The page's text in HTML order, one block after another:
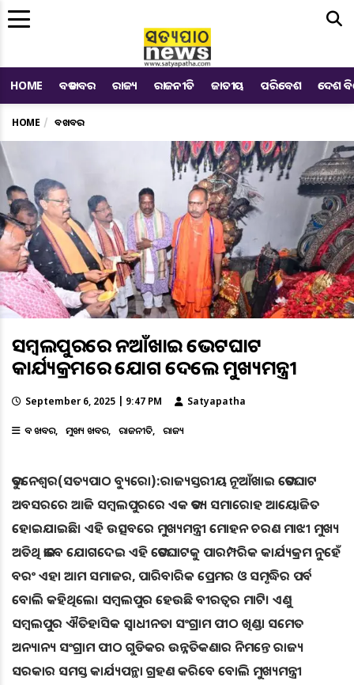
HOME ବଡ ଖବର ରାଜ୍ୟ ରାଜନୀତି ଜାତୀୟ ପରିବେଶ ଦେଶ
HOME ବଡ ଖବର
ସମ୍ବଲପୁରରେ ନୂଆଁଖାଇ ଭେଟଘାଟ
କାର୍ଯ୍ୟକ୍ରମରେ ଯୋଗ ଦେଲେ ମୁଖ୍ୟମନ୍ତ୍ରୀ
September 6, 2025 | 9:47 PM Satyapatha
ବଡ ଖବର ମୁଖ୍ୟ ଖବର ରାଜନୀତି ରାଜ୍ୟ
ଭୁବନେଶ୍ୱର(ସତ୍ୟପାଠ ବ୍ୟୁରୋ):ରାଜ୍ୟସ୍ତରୀୟ ନୂଆଁଖାଇ ଭେଟଘାଟ
ଅବସରରେ ଆଜି ସମ୍ବଲପୁରରେ ଏକ ଭବ୍ୟ ସମାରୋହ ଆୟୋଜିତ
ହୋଇଯାଇଛି। ଏହି ଉତ୍ସବରେ ମୁଖ୍ୟମନ୍ତ୍ରୀ ମୋହନ ଚରଣ ମାଝୀ ମୁଖ୍ୟ
ଅତିଥି ଭାବେ ଯୋଗଦେଇ ଏହି ଭେଟଘାଟକୁ ପାରମ୍ପରିକ କାର୍ଯ୍ୟକ୍ରମ ନୁହେଁ
ବରଂ ଏହା ଆମ ସମାଜର, ପାରିବାରିକ ପ୍ରେମର ଓ ସମୃଦ୍ଧିର ପର୍ବ
ବୋଲି କହିଥିଲେ। ସମ୍ବଲପୁର ହେଉଛି ବୀରତ୍ୱର ମାଟି। ଏଣୁ
ସମ୍ବଲପୁର ଐତିହାସିକ ସ୍ୱାଧୀନତା ସଂଗ୍ରାମ ପୀଠ ଖିଣ୍ଡା ସମେତ
ଅନ୍ୟାନ୍ୟ ସଂଗ୍ରାମ ପୀଠ ଗୁଡିକର ଉନ୍ନତିକଣାର ନିମନ୍ତେ ରାଜ୍ୟ
ସରକାର ସମସ୍ତ କାର୍ଯ୍ୟପନ୍ଥା ଗ୍ରହଣ କରିବେ ବୋଲି ମୁଖ୍ୟମନ୍ତ୍ରୀ